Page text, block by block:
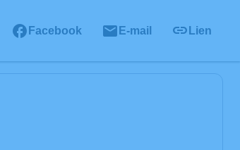
Facebook E-mail Lien